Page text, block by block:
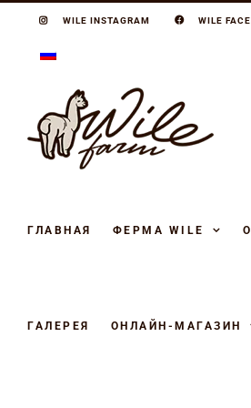
content
WILE INSTAGRAM WILE
ГЛАВНАЯ ФЕРМА WILE
ГАЛЕРЕЯ ОНЛАЙН-МАГАЗИН